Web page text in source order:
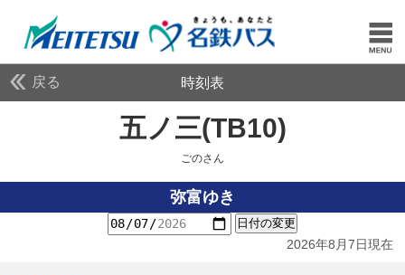
戻る 時刻表
五ノ三(TB10)
ごのさん
弥富ゆき
日付の変更
2026年8月7日現在